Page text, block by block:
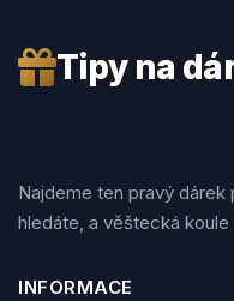
Tipy na
Najdeme ten pravý
hledáte, a věštecká
INFORMACE